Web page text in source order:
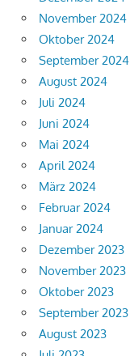
November 2024
Oktober 2024
September 2024
August 2024
Juli 2024
Juni 2024
Mai 2024
April 2024
März 2024
Februar 2024
Januar 2024
Dezember 2023
November 2023
Oktober 2023
September 2023
August 2023